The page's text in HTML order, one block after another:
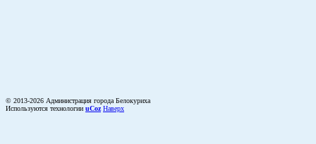
© 2013-2026 Администрация города Белокуриха
Используются технологии uCoz Наверх